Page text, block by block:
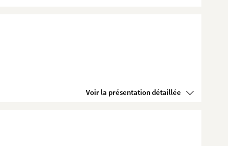
Voir la présentation détaillée